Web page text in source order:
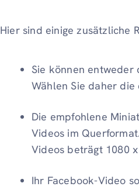
Hier sind einige zusätzliche
Sie können
Wählen Sie daher
Die empfohlene
Videos im
Videos beträgt 1080
Ihr Facebook-Video